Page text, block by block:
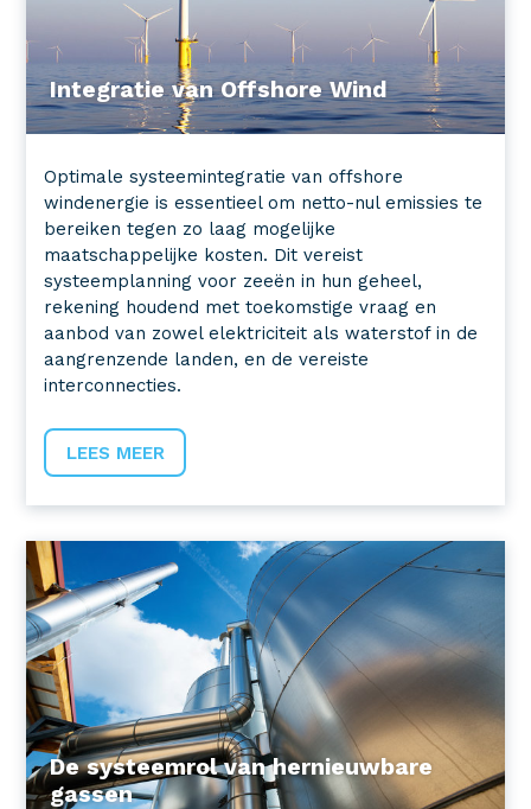
Integratie van Offshore Wind
Optimale systeemintegratie van offshore
windenergie is essentieel om netto-nul emissies te
bereiken tegen zo laag mogelijke
maatschappelijke kosten. Dit vereist
systeemplanning voor zeeën in hun geheel,
rekening houdend met toekomstige vraag en
aanbod van zowel elektriciteit als waterstof in de
aangrenzende landen, en de vereiste
interconnecties.
LEES MEER
De systeemrol van hernieuwbare
gassen